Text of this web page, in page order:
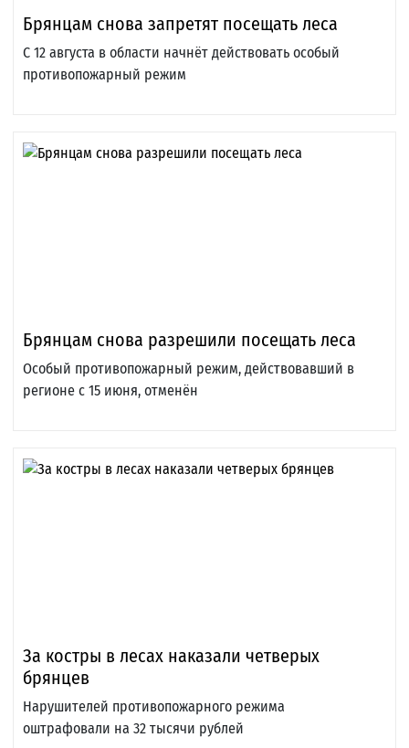
Брянцам снова запретят посещать леса
С 12 августа в области начнёт действовать особый
противопожарный режим
Брянцам снова разрешили посещать леса
Особый противопожарный режим, действовавший в
регионе с 15 июня, отменён
За костры в лесах наказали четверых
брянцев
Нарушителей противопожарного режима
оштрафовали на 32 тысячи рублей